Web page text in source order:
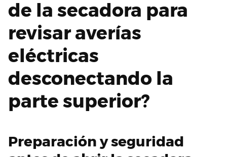
de la secadora para
revisar averías
eléctricas
desconectando la
parte superior?
Preparación y seguridad